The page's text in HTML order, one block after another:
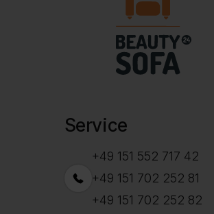
Service
+49 151 552 717 42
+49 151 702 252 81
+49 151 702 252 82